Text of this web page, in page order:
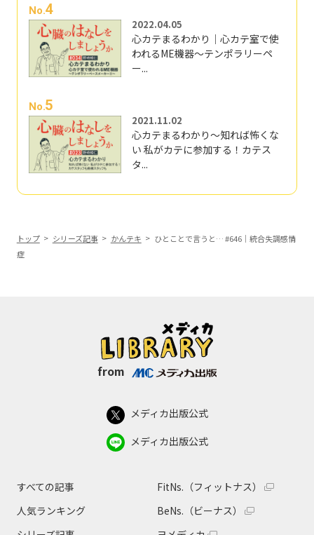
No.4
2022.04.05
心カテまるわかり｜心カテ室で使
われるME機器～テンポラリーペ
ー...
No.5
2021.11.02
心カテまるわかり～知れば怖くな
い 私がカテに参加する！カテス
タ...
トップ シリーズ記事 かんテキ
ひとことで言うと… #646｜統合失調感情
症
from
メディカ出版公式
メディカ出版公式
すべての記事
人気ランキング
FitNs.（フィットナス）
BeNs.（ビーナス）